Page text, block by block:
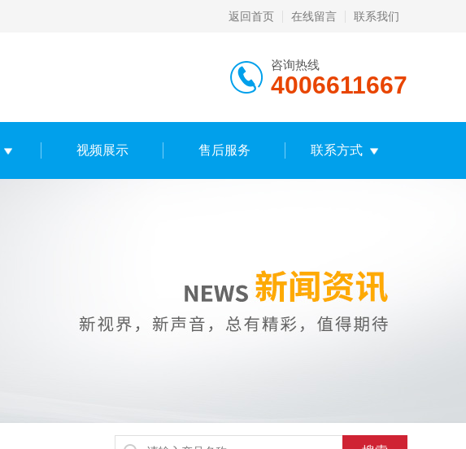
返回首页 在线留言 联系我们
咨询热线
4006611667
视频展示 售后服务 联系方式